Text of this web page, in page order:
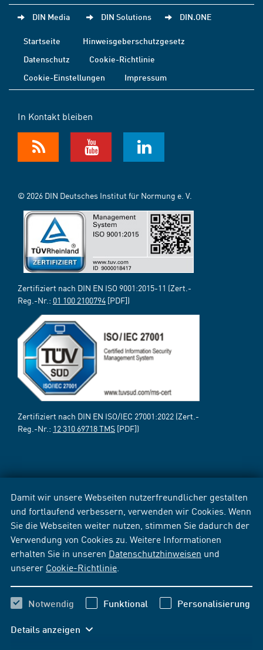
Damit wir unsere Webseiten nutzerfreundlicher gestalten
und fortlaufend verbessern, verwenden wir Cookies. Wenn
Sie die Webseiten weiter nutzen, stimmen Sie dadurch der
Verwendung von Cookies zu. Weitere Informationen
erhalten Sie in unseren Datenschutzhinweisen und
unserer Cookie-Richtlinie
Notwendig Funktional Personalisierung
Details anzeigen
DIN Media DIN Solutions DIN.ONE
Startseite
Hinweisgeberschutzgesetz
Datenschutz
Cookie-Richtlinie
Cookie-Einstellungen
Impressum
In Kontakt bleiben
© 2026 DIN Deutsches Institut für Normung e. V.
Zertifiziert nach DIN EN ISO 9001:2015-11 (Zert.-
Reg.-Nr.: 01 100 2100794 [PDF])
Zertifiziert nach DIN EN ISO/IEC 27001:2022 (Zert.-
Reg.-Nr.: 12 310 69718 TMS [PDF])